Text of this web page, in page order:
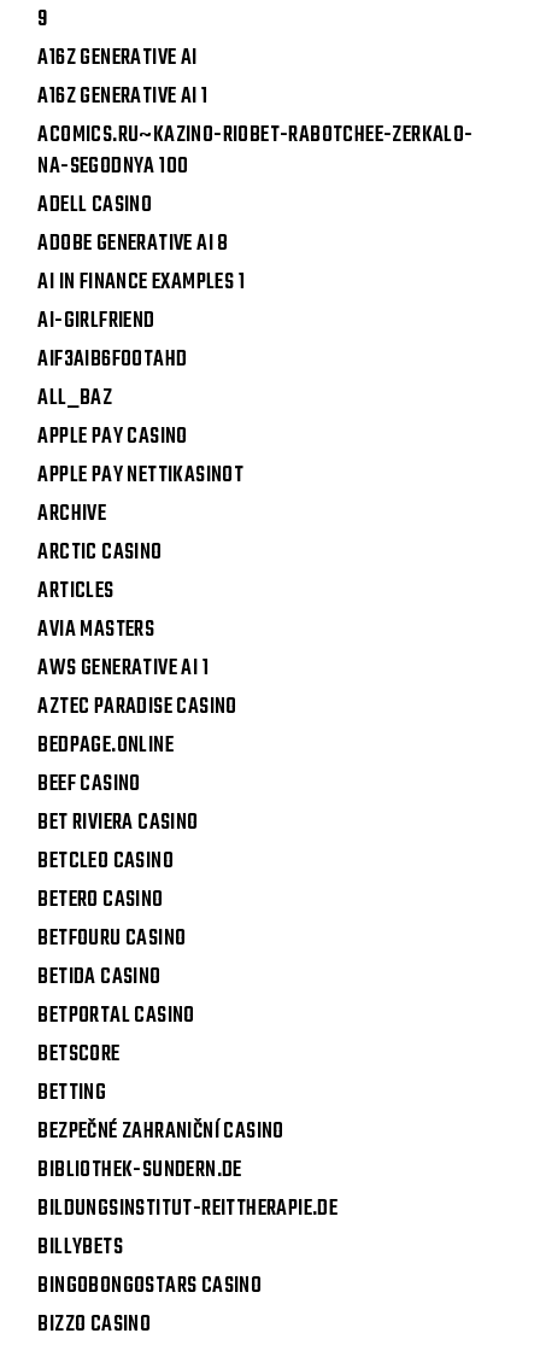
9
A16Z GENERATIVE AI
A16Z GENERATIVE AI 1
ACOMICS.RU~KAZINO-RIOBET-RABOTCHEE-ZERKALO-
NA-SEGODNYA 100
ADELL CASINO
ADOBE GENERATIVE AI 8
AI IN FINANCE EXAMPLES 1
AI-GIRLFRIEND
AIF3AIB6FOOTAHD
ALL_BAZ
APPLE PAY CASINO
APPLE PAY NETTIKASINOT
ARCHIVE
ARCTIC CASINO
ARTICLES
AVIA MASTERS
AWS GENERATIVE AI 1
AZTEC PARADISE CASINO
BEDPAGE.ONLINE
BEEF CASINO
BET RIVIERA CASINO
BETCLEO CASINO
BETERO CASINO
BETFOURU CASINO
BETIDA CASINO
BETPORTAL CASINO
BETSCORE
BETTING
BEZPEČNÉ ZAHRANIČNÍ CASINO
BIBLIOTHEK-SUNDERN.DE
BILDUNGSINSTITUT-REITTHERAPIE.DE
BILLYBETS
BINGOBONGOSTARS CASINO
BIZZO CASINO